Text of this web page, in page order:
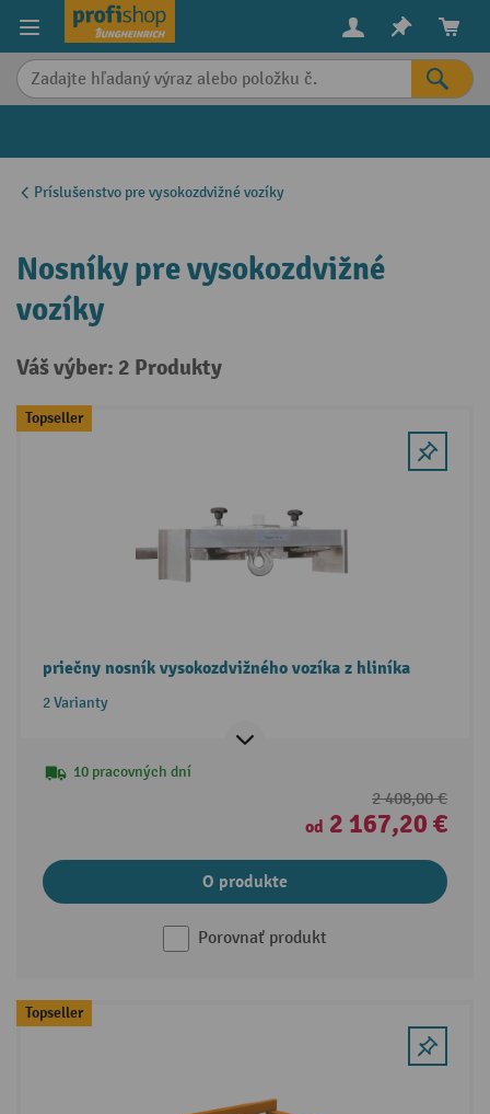
content
Príslušenstvo pre vysokozdvižné vozíky
Nosníky pre vysokozdvižné
vozíky
Váš výber: 2 Produkty
Topseller
priečny nosník vysokozdvižného vozíka z hliníka
2 Varianty
10 pracovných dní
2 408,00 €
od 2 167,20 €
O produkte
Porovnať produkt
Topseller